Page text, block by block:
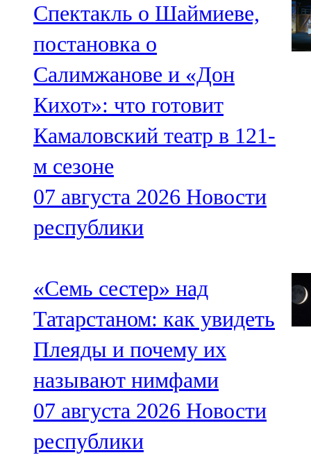
Спектакль о Шаймиеве,
постановка о
Салимжанове и «Дон
Кихот»: что готовит
Камаловский театр в 121-
м сезоне
07 августа 2026 Новости
республики
«Семь сестер» над
Татарстаном: как увидеть
Плеяды и почему их
называют нимфами
07 августа 2026 Новости
республики